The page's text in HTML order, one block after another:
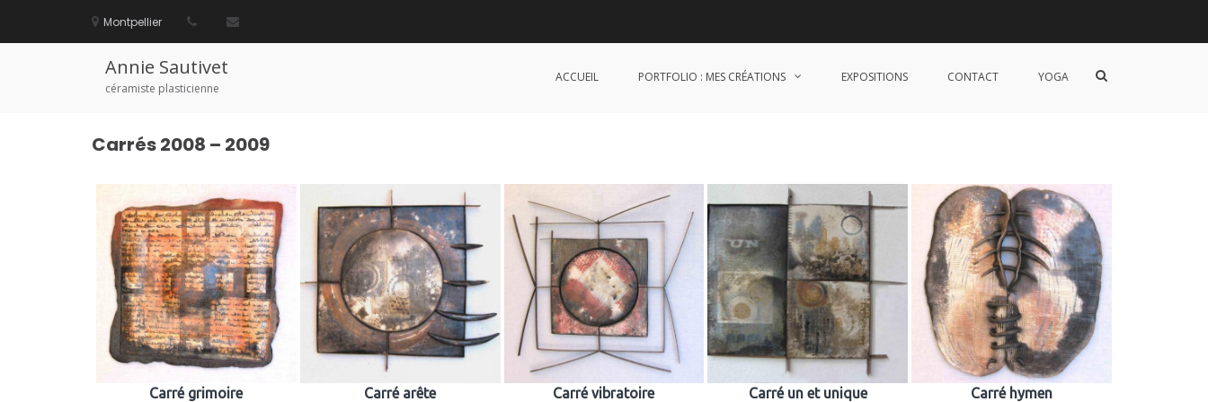
contenu
Montpellier
Annie Sautivet
céramiste plasticienne
ACCUEIL PORTFOLIO : MES CRÉATIONS EXPOSITIONS CONTACT YOGA
Afficher
Carrés
Carrés 2008 – 2009
Carré grimoire Carré arête Carré vibratoire Carré un et unique Carré hymen